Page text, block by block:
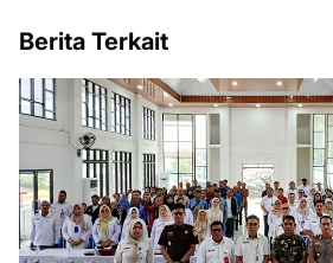
Berita Terkait